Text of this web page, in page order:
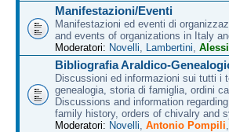
Manifestazioni/Eventi
Manifestazioni ed eventi di
and events of organizations in Italy
Moderatori: Novelli Lambertini
Bibliografia Araldico-
Discussioni ed informazioni sui tutti i
genealogia, storia di famiglia, ordini
Discussions and information
family history, orders of chivalry and
Moderatori: Novelli Antonio Pompili